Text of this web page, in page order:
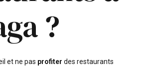
?
et ne pas profiter des restaurants